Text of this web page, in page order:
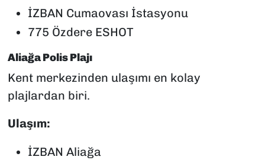
İZBAN Cumaovası İstasyonu
775 Özdere ESHOT
Aliağa Polis Plajı
Kent merkezinden ulaşımı en kolay
plajlardan biri.
Ulaşım:
İZBAN Aliağa